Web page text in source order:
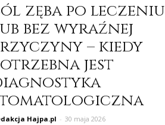
zęba po leczeniu
bez wyraźnej
– kiedy
jest
Hajpa.pl - 30 maja 2026